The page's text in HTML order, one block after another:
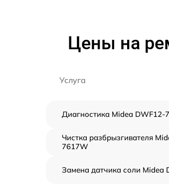
Цены на
Услуга
Диагностика Midea DWF12-
Чистка разбрызгивателя
7617W
Замена датчика соли Midea